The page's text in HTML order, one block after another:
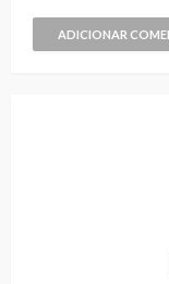
ADICIONAR